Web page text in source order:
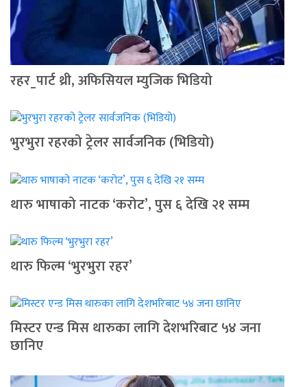
रहर_पार्ट थ्री, अफिसियल म्युजिक भिडियो
भुरभुरा रहरको ट्रेलर सार्वजनिक (भिडियो)
थारु भाषाको नाटक ‘करोट’, पुस ६ देखि २१ सम्म
थारु फिल्म ‘भुरभुरा रहर’
मिस्टर एन्ड मिस थारुका लागि देशभरिबाट ५४ जना
छानिए